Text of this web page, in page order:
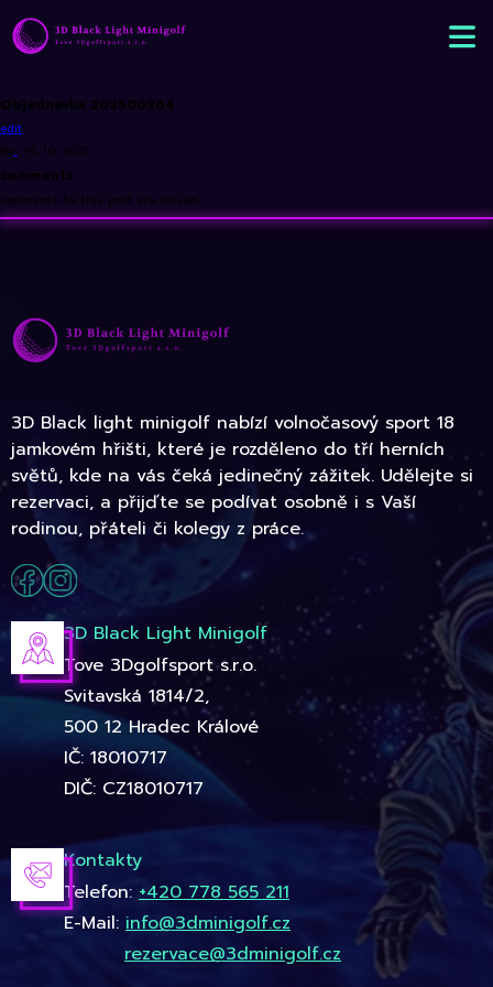
Objednávka 202500364
edit
By • 16. 10. 2025
comments
comments for this post are closed
3D Black light minigolf nabízí volnočasový sport 18
jamkovém hřišti, které je rozděleno do tří herních
světů, kde na vás čeká jedinečný zážitek. Udělejte si
rezervaci, a přijďte se podívat osobně i s Vaší
rodinou, přáteli či kolegy z práce.
3D Black Light Minigolf
Tove 3Dgolfsport s.r.o.
Svitavská 1814/2,
500 12 Hradec Králové
IČ: 18010717
DIČ: CZ18010717
Kontakty
Telefon: +420 778 565 211
E-Mail: info@3dminigolf.cz
rezervace@3dminigolf.cz